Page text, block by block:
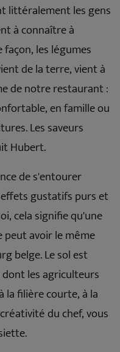
littéralement les gens
à connaître à
les légumes
de la terre, vient à
de notre restaurant :
en famille ou
Les saveurs
Hubert.
de s'entourer
gustatifs purs et
cela signifie qu'une
peut avoir le même
belge. Le sol est
les agriculteurs
la filière courte, à la
du chef, vous